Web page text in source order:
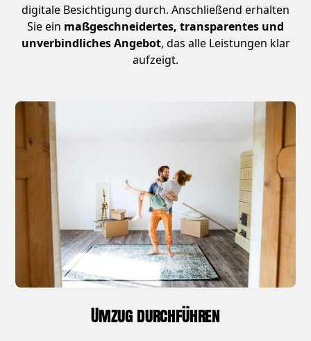
digitale Besichtigung durch. Anschließend erhalten
Sie ein maßgeschneidertes, transparentes und
unverbindliches Angebot, das alle Leistungen klar
aufzeigt.
Umzug durchführen